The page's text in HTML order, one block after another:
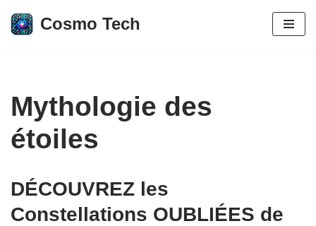
Aller
Cosmo Tech
Mythologie des
étoiles
DÉCOUVREZ les
Constellations OUBLIÉES de